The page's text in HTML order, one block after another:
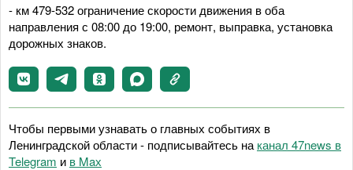
- км 479-532 ограничение скорости движения в оба
направления с 08:00 до 19:00, ремонт, выправка, установка
дорожных знаков.
Чтобы первыми узнавать о главных событиях в
Ленинградской области - подписывайтесь на канал 47news в
Telegram и в Maх